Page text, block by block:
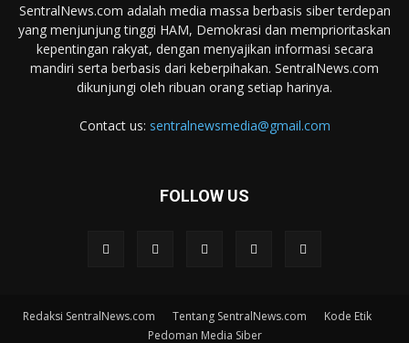
SentralNews.com adalah media massa berbasis siber terdepan
yang menjunjung tinggi HAM, Demokrasi dan memprioritaskan
kepentingan rakyat, dengan menyajikan informasi secara
mandiri serta berbasis dari keberpihakan. SentralNews.com
dikunjungi oleh ribuan orang setiap harinya.
Contact us: sentralnewsmedia@gmail.com
FOLLOW US
Redaksi SentralNews.com Tentang SentralNews.com
Kode Etik
Pedoman Media Siber